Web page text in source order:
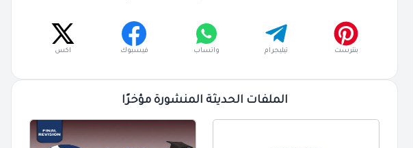
بنترست تيليجرام واتساب فيسبوك اكس
الملفات الحديثة المنشورة مؤخرًا